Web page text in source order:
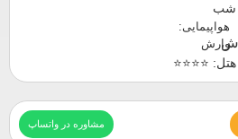
شب
هواپیمایی:
وارش
هتل: ⭐⭐⭐⭐
مشاوره در واتساپ